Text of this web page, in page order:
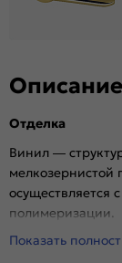
Фрезеровка под
Гарантия (лет):
Описание
Отделка
Винил —
осуществляется
полимеризации.
Комплектующие
Показать